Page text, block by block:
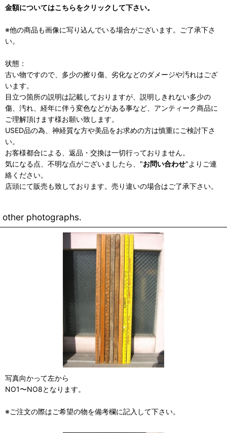
金額についてはこちらをクリックして下さい。
※他の商品も画像に写り込んでいる場合がございます。ご了承下さ
い。
状態：
古い物ですので、多少の擦り傷、劣化などのダメージや汚れはござ
います。
目立つ箇所の説明は記載しておりますが、説明しきれない多少の
傷、汚れ、経年に伴う変色などがある事など、アンティーク商品に
ご理解頂けます様お願い致します。
USED品の為、神経質な方や美品をお求めの方は慎重にご検討下さ
い。
お客様都合による、返品・交換は一切行っておりません。
気になる点、不明な点がございましたら、"お問い合わせ"よりご連
絡ください。
店頭にて販売も致しております。売り違いの場合はご了承下さい。
other photographs.
写真向かって左から
NO1〜NO8となります。
※ご注文の際はご希望の物を備考欄に記入して下さい。